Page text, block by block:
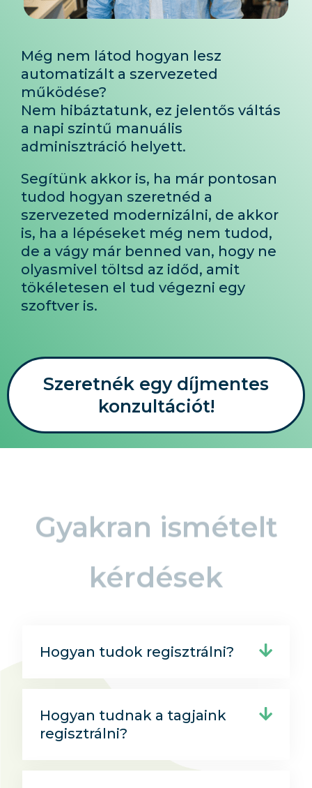
Még nem látod hogyan lesz
automatizált a szervezeted
működése?
Nem hibáztatunk, ez jelentős váltás
a napi szintű manuális
adminisztráció helyett.
Segítünk akkor is, ha már pontosan
tudod hogyan szeretnéd a
szervezeted modernizálni, de akkor
is, ha a lépéseket még nem tudod,
de a vágy már benned van, hogy ne
olyasmivel töltsd az időd, amit
tökéletesen el tud végezni egy
szoftver is.
Szeretnék egy díjmentes
konzultációt!
Gyakran ismételt
kérdések
Hogyan tudok regisztrálni?
Hogyan tudnak a tagjaink
regisztrálni?